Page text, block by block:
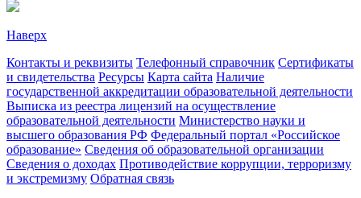
Наверх
Контакты и реквизиты Телефонный справочник Сертификаты
и свидетельства Ресурсы Карта сайта Наличие
государственной аккредитации образовательной деятельности
Выписка из реестра лицензий на осуществление
образовательной деятельности Министерствo науки и
высшего образования РФ Федеральный портал «Российское
образование» Сведения об образовательной организации
Сведения о доходах Противодействие коррупции, терроризму
и экстремизму Обратная связь